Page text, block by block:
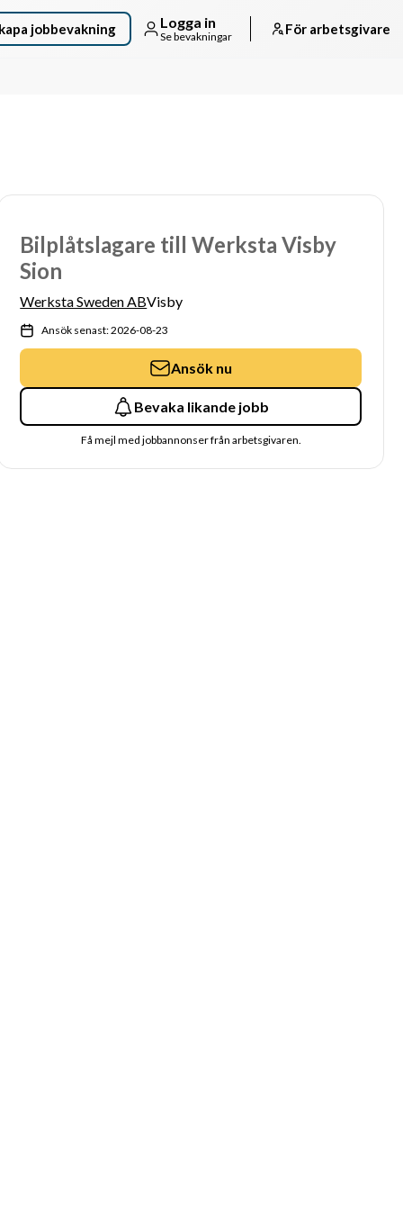
jobbevakning Logga in
Se bevakningar För arbetsgivare
Bilplåtslagare till Werksta Visby
Sion
Werksta Sweden ABVisby
Ansök senast: 2026-08-23
Ansök nu
Bevaka likande jobb
Få mejl med jobbannonser från arbetsgivaren.